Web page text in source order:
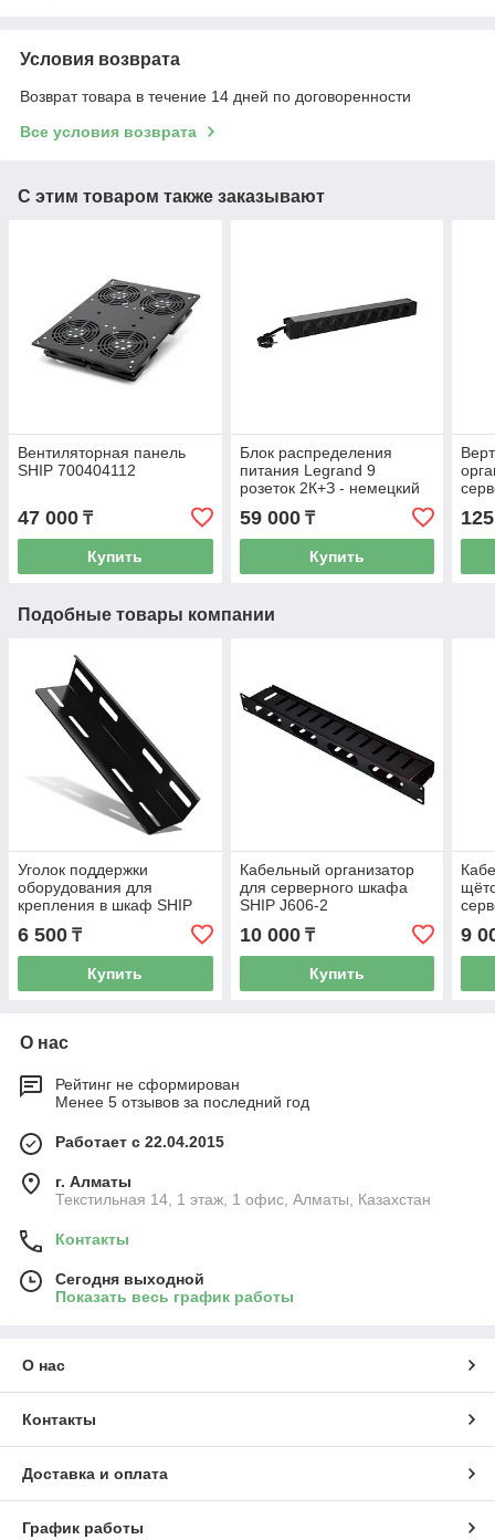
Условия возврата
Возврат товара в течение 14 дней по договоренности
Все условия возврата
С этим товаром также заказывают
Вентиляторная панель
SHIP 700404112
47 000 ₸
Купить
Блок распределения
питания Legrand 9
розеток 2К+З - немецкий
59 000₸
Купить
Подобные товары компании
Уголок поддержки
оборудования для
крепления в шкаф SHIP
701360100
6 500 ₸
Купить
Кабельный организатор
для серверного шкафа
SHIP J606-2
10 000₸
Купить
9
О нас
Рейтинг не сформирован
Менее 5 отзывов за последний год
Работает с 22.04.2015
г. Алматы
Текстильная 14, 1 этаж, 1 офис, Алматы, Казахстан
Контакты
Сегодня выходной
Показать весь график работы
О нас
Контакты
Доставка и оплата
График работы